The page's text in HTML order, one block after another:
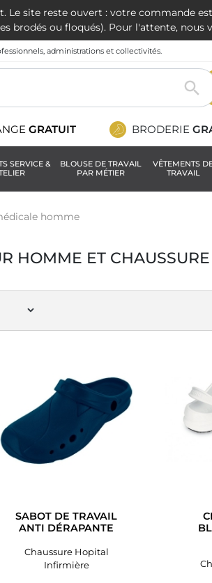
Le site reste ouvert : votre commande
brodés ou floqués). Pour l'attente, nous
administrations et collectivités.

GRATUIT BRODERIE
SERVICE &
BLOUSE DE TRAVAIL
PAR MÉTIER
VÊTEMENTS
TRAVAIL
homme
HOMME ET
SABOT DE TRAVAIL
ANTI DÉRAPANTE
Chaussure Hopital
Infirmière